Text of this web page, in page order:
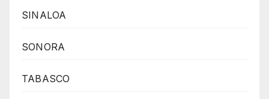
SINALOA
SONORA
TABASCO